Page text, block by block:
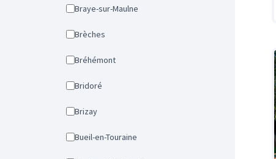
Braye-sur-Maulne
Brèches
Bréhémont
Bridoré
Brizay
Bueil-en-Touraine